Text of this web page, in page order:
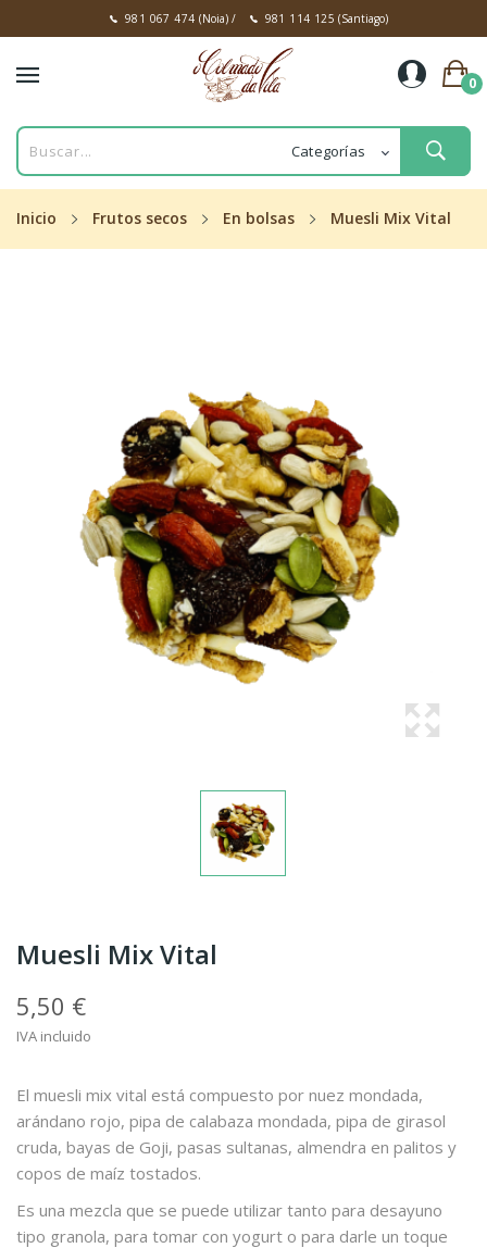
981 067 474 (Noia)/ 981 114 125 (Santiago)
0
Inicio Frutos secos En bolsas Muesli Mix Vital
Muesli Mix Vital
5,50 €
IVA incluido
El muesli mix vital está compuesto por nuez mondada,
arándano rojo, pipa de calabaza mondada, pipa de girasol
cruda, bayas de Goji, pasas sultanas, almendra en palitos y
copos de maíz tostados.
Es una mezcla que se puede utilizar tanto para desayuno
tipo granola, para tomar con yogurt o para darle un toque